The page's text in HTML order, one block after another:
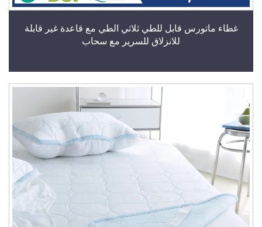
غطاء ماتورس قابل للطي ثلاثي الطي مع قاعدة غير قابلة
للانزلاق للسرير مع سحاب